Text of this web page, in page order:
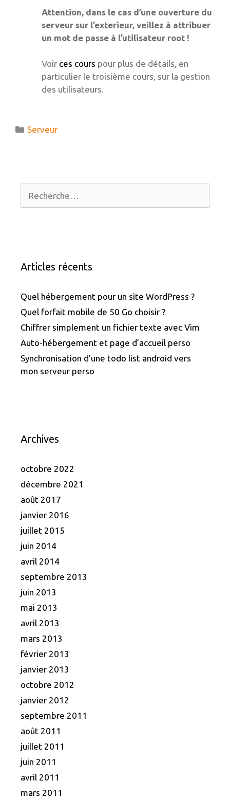
Attention, dans le cas d’une ouverture du
serveur sur l’exterieur, veillez à attribuer
un mot de passe à l’utilisateur root !
Voir ces cours pour plus de détails, en
particulier le troisième cours, sur la gestion
des utilisateurs.
Catégories
Serveur
Articles récents
Quel hébergement pour un site WordPress ?
Quel forfait mobile de 50 Go choisir ?
Chiffrer simplement un fichier texte avec Vim
Auto-hébergement et page d’accueil perso
Synchronisation d’une todo list android vers
mon serveur perso
Archives
octobre 2022
décembre 2021
août 2017
janvier 2016
juillet 2015
juin 2014
avril 2014
septembre 2013
juin 2013
mai 2013
avril 2013
mars 2013
février 2013
janvier 2013
octobre 2012
janvier 2012
septembre 2011
août 2011
juillet 2011
juin 2011
avril 2011
mars 2011